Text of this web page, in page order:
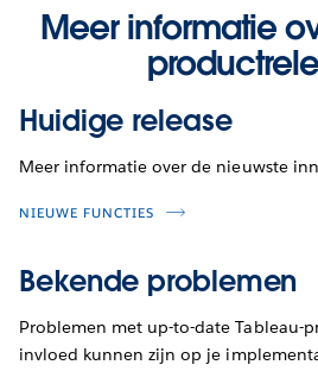
Meer informatie
Huidige release
Meer informatie over de nieuwste
NIEUWE FUNCTIES
Bekende problemen
Problemen met up-to-date Tableau-
invloed kunnen zijn op je